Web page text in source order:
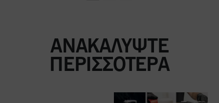
ΑΝΑΚΑΛΎΨΤΕ
ΠΕΡΙΣΣΌΤΕΡΑ